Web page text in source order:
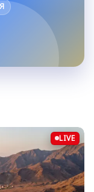
LIVE